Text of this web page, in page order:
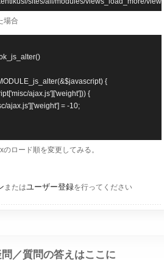
場合
{
ajax.js']['weight'])) {
ajax.js']['weight'] = -10;
ロード順を変更してみる。
またはユーザー登録を行ってください
／質問の答えはここに